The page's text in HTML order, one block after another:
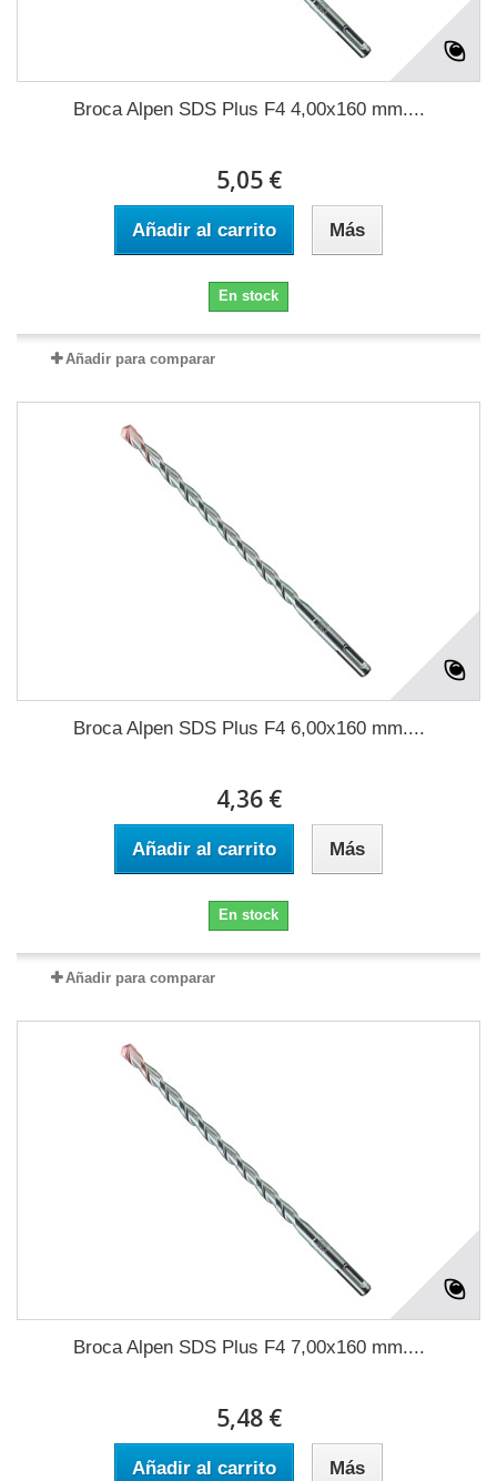
Broca Alpen SDS Plus F4 4,00x160 mm....
5,05 €
Añadir al carrito Más
En stock
Añadir para comparar
Broca Alpen SDS Plus F4 6,00x160 mm....
4,36 €
Añadir al carrito Más
En stock
Añadir para comparar
Broca Alpen SDS Plus F4 7,00x160 mm....
5,48 €
Añadir al carrito Más